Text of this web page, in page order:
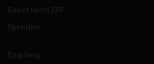
Gebet beim ERF
Spenden
Empfang